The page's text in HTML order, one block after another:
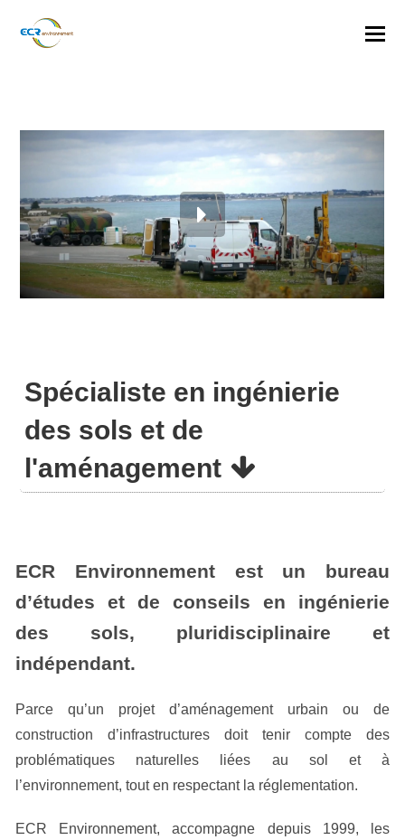
Spécialiste en ingénierie
des sols et de
l'aménagement
ECR Environnement est un bureau
d’études et de conseils en ingénierie
des sols, pluridisciplinaire et
indépendant.
Parce qu’un projet d’aménagement urbain ou de
construction d’infrastructures doit tenir compte des
problématiques naturelles liées au sol et à
l’environnement, tout en respectant la réglementation.
ECR Environnement, accompagne depuis 1999, les